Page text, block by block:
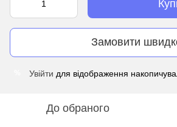
Замовити
Увійти для відображення
До обраного